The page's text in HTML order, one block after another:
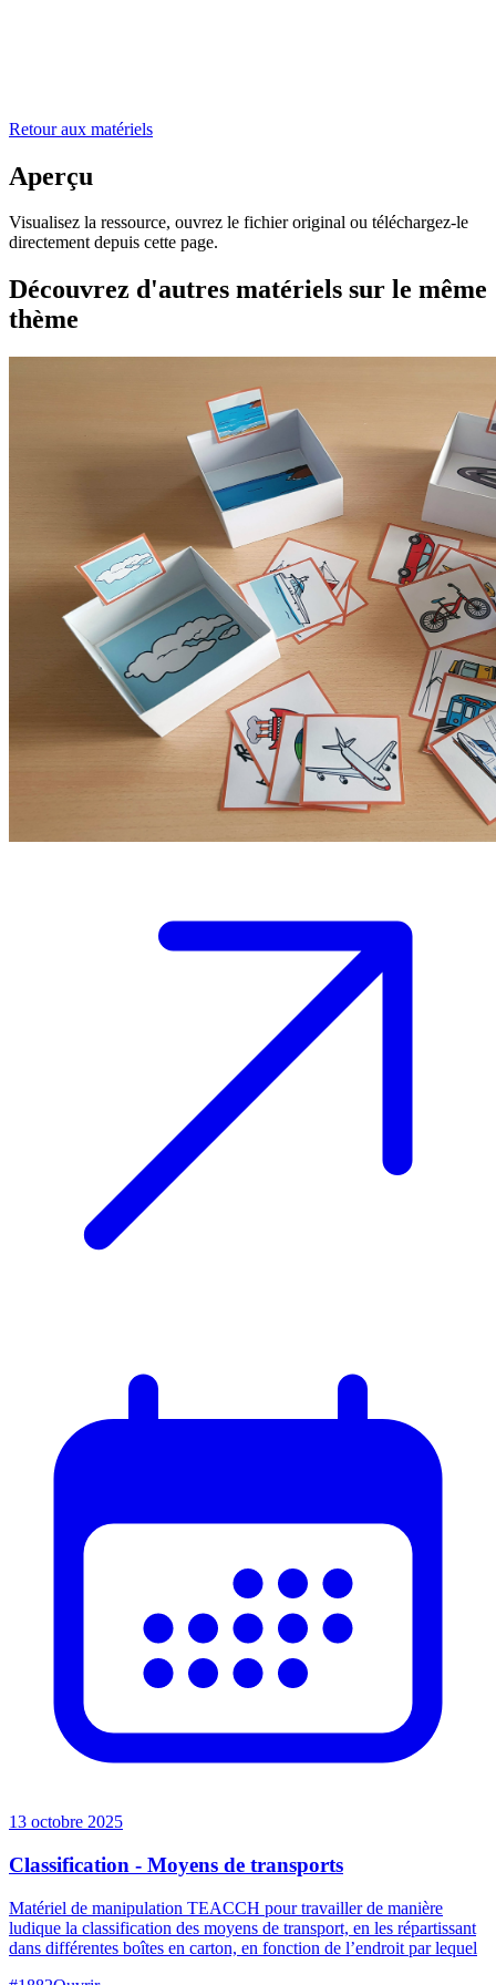
Retour aux matériels
Aperçu
Visualisez la ressource, ouvrez le fichier original ou téléchargez-le
directement depuis cette page.
Découvrez d'autres matériels sur le même
thème
13 octobre 2025
Classification - Moyens de transports
Matériel de manipulation TEACCH pour travailler de manière
ludique la classification des moyens de transport, en les répartissant
dans différentes boîtes en carton, en fonction de l’endroit par lequel